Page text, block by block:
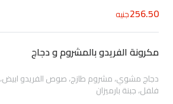
256.50جنيه
مكرونة الفريدو بالمشروم و دجاج
دجاج مشوي، مشروم طازج، صوص الفريدو ابيض،
فلفل، جبنة بارميزان